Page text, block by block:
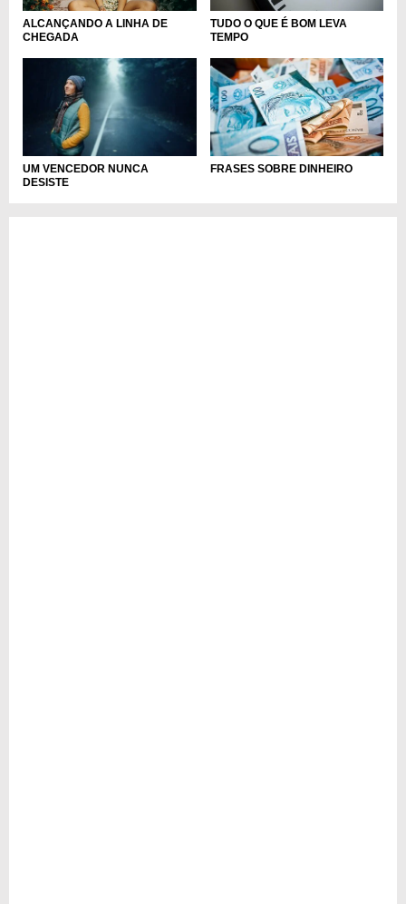
ALCANÇANDO A LINHA DE
CHEGADA
TUDO O QUE É BOM LEVA
TEMPO
UM VENCEDOR NUNCA
DESISTE
FRASES SOBRE DINHEIRO